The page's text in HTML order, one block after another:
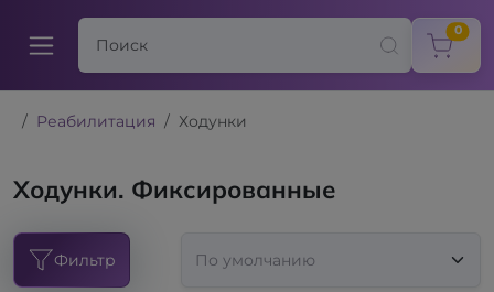
0
Реабилитация Ходунки
Ходунки. Фиксированные
Фильтр